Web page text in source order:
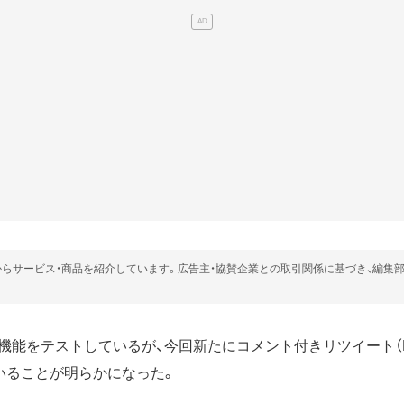
サービス・商品を紹介しています。広告主・協賛企業との取引関係に基づき、編集
能をテストしているが、今回新たにコメント付きリツイート
ることが明らかになった。